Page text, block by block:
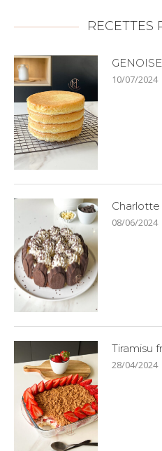
RECETTES
10/07/2024
08/06/2024
Tiramisu
28/04/2024